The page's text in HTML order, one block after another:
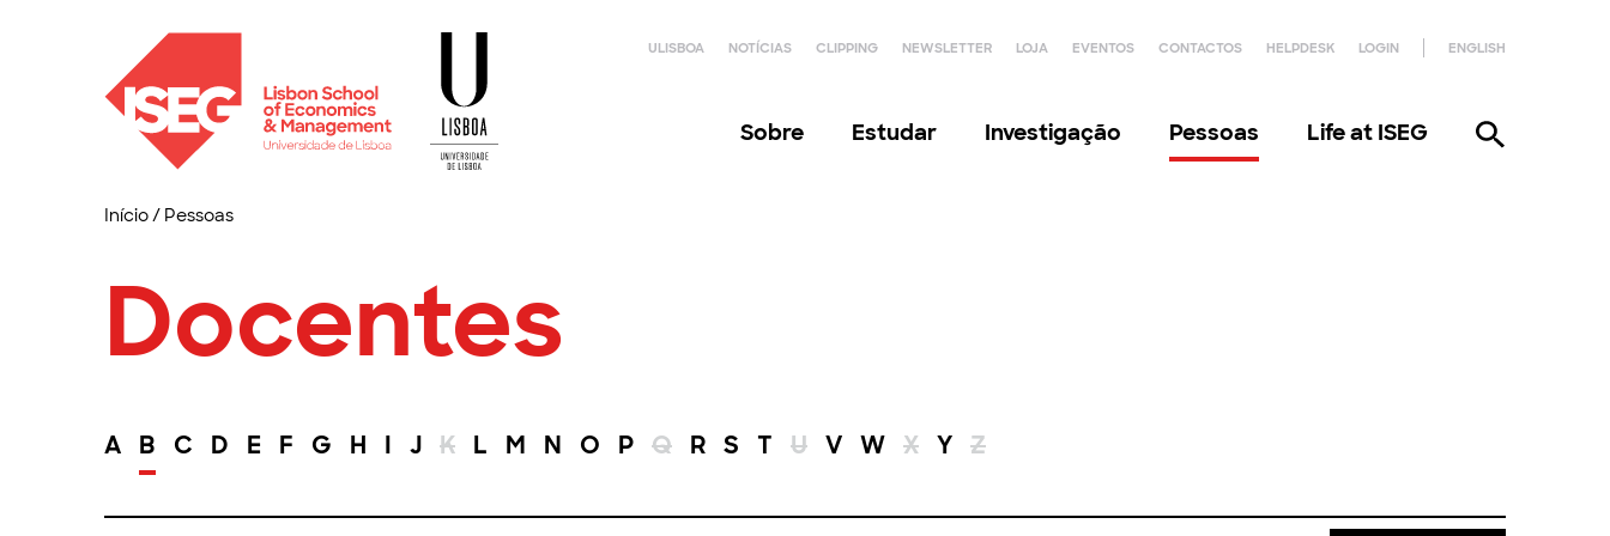
ULISBOA NOTÍCIAS CLIPPING NEWSLETTER LOJA EVENTOS CONTACTOS HELPDESK LOGIN ENGLISH
Sobre Estudar Investigação Pessoas Life at ISEG
Início/ Pessoas
Docentes
A B C D E F G H I J K L M N O P Q R S T U V W X Y Z